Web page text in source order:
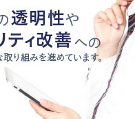
る子｣は、小学校入学前のお母
いる 東大生に早生まれが少
あった！
Book Bang
ステージ4」のガンとの闘病